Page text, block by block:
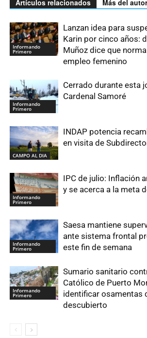
Artículos relacionados Más del autor
Informando
Primero
Lanzan idea para
Karin por cinco años:
Muñoz dice que
empleo femenino
Informando
Primero
Cerrado durante esta
Cardenal Samoré
CAMPO AL DIA
INDAP potencia
en visita de
Informando
Primero
IPC de julio: Inflación
y se acerca a la meta
Informando
Primero
Saesa mantiene
ante sistema frontal
este fin de semana
Informando
Primero
Sumario sanitario
Católico de Puerto
identificar osamentas
descubierto